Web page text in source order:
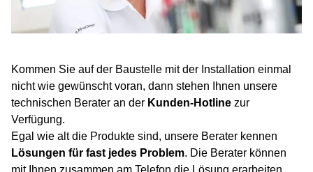
Kommen Sie auf der Baustelle mit der Installation einmal
nicht wie gewünscht voran, dann stehen Ihnen unsere
technischen Berater an der Kunden-Hotline zur
Verfügung.
Egal wie alt die Produkte sind, unsere Berater kennen
Lösungen für fast jedes Problem. Die Berater können
mit Ihnen zusammen am Telefon die Lösung erarbeiten.